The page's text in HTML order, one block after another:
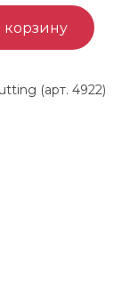
корзину
(арт. 4922)